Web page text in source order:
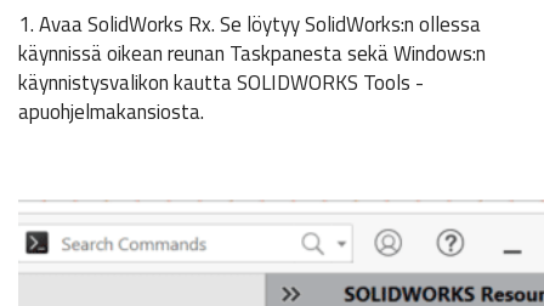
1. Avaa SolidWorks Rx. Se löytyy SolidWorks:n ollessa
käynnissä oikean reunan Taskpanesta sekä Windows:n
käynnistysvalikon kautta SOLIDWORKS Tools -
apuohjelmakansiosta.